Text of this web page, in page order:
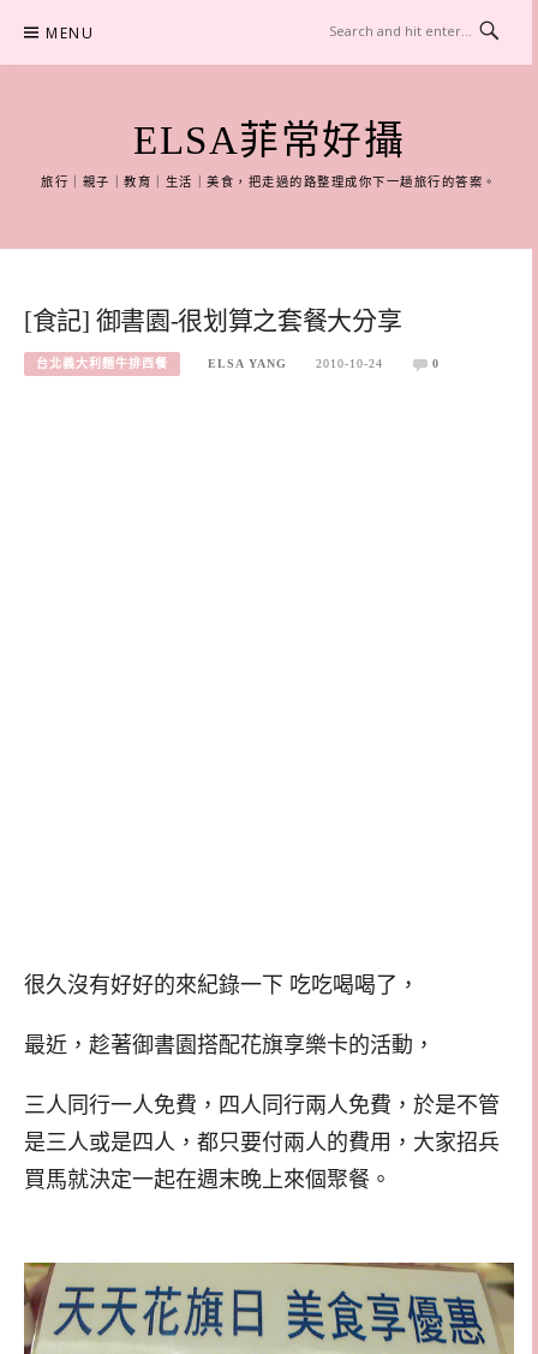
content
MENU
ELSA菲常好攝
旅行｜親子｜教育｜生活｜美食，把走過的路整理成你下一趟旅行的答案。
[食記] 御書園-很划算之套餐大分享
台北義大利麵牛排西餐 ELSA YANG 2010-10-24 0
很久沒有好好的來紀錄一下 吃吃喝喝了，
最近，趁著御書園搭配花旗享樂卡的活動，
三人同行一人免費，四人同行兩人免費，於是不管
是三人或是四人，都只要付兩人的費用，大家招兵
買馬就決定一起在週末晚上來個聚餐。